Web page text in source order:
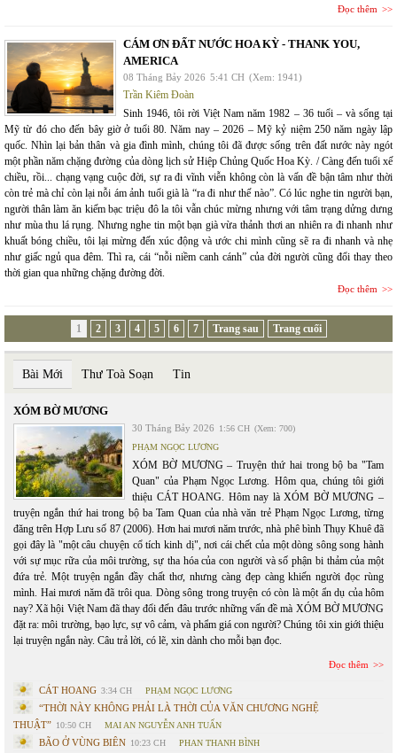
Đọc thêm
CÁM ƠN ĐẤT NƯỚC HOA KỲ - THANK YOU,
AMERICA
08 Tháng Bảy 2026 5:41 CH (Xem: 1941)
Trần Kiêm Đoàn
Sinh 1946, tôi rời Việt Nam năm 1982 – 36 tuổi – và sống tại
Mỹ từ đó cho đến bây giờ ở tuổi 80. Năm nay – 2026 – Mỹ kỷ niệm 250 năm ngày lập
quốc. Nhìn lại bản thân và gia đình mình, chúng tôi đã được sống trên đất nước này ngót
một phần năm chặng đường của dòng lịch sử Hiệp Chủng Quốc Hoa Kỳ. / Càng đến tuổi xế
chiều, rồi... chạng vạng cuộc đời, sự ra đi vĩnh viễn không còn là vấn đề bận tâm như thời
còn trẻ mà chỉ còn lại nỗi ám ảnh tuổi già là “ra đi như thế nào”. Có lúc nghe tin người bạn,
người thân làm ăn kiếm bạc triệu đô la tôi vẫn chúc mừng nhưng với tâm trạng dửng dưng
như mùa thu lá rụng. Nhưng nghe tin một bạn già vừa thảnh thơi an nhiên ra đi nhanh như
khuất bóng chiều, tôi lại mừng đến xúc động và ước chi mình cũng sẽ ra đi nhanh và nhẹ
như giấc ngủ qua đêm. Thì ra, cái “nỗi niềm canh cánh” của đời người cũng đổi thay theo
thời gian qua những chặng đường đời.
Đọc thêm
1 2 3 4 5 6 7 Trang sau Trang cuối
Bài Mới Thư Toà Soạn Tin
XÓM BỜ MƯƠNG
30 Tháng Bảy 2026 1:56 CH (Xem: 700)
PHẠM NGỌC LƯƠNG
XÓM BỜ MƯƠNG – Truyện thứ hai trong bộ ba "Tam
Quan" của Phạm Ngọc Lương. Hôm qua, chúng tôi giới
thiệu CÁT HOANG. Hôm nay là XÓM BỜ MƯƠNG –
truyện ngắn thứ hai trong bộ ba Tam Quan của nhà văn trẻ Phạm Ngọc Lương, từng
đăng trên Hợp Lưu số 87 (2006). Hơn hai mươi năm trước, nhà phê bình Thụy Khuê đã
gọi đây là "một câu chuyện cổ tích kinh dị", nơi cái chết của một dòng sông song hành
với sự mục rữa của môi trường, sự tha hóa của con người và số phận bi thảm của một
đứa trẻ. Một truyện ngắn đầy chất thơ, nhưng càng đẹp càng khiến người đọc rùng
mình. Hai mươi năm đã trôi qua. Dòng sông trong truyện có còn là một ẩn dụ của hôm
nay? Xã hội Việt Nam đã thay đổi đến đâu trước những vấn đề mà XÓM BỜ MƯƠNG
đặt ra: môi trường, bạo lực, sự vô cảm, và phẩm giá con người? Chúng tôi xin giới thiệu
lại truyện ngắn này. Câu trả lời, có lẽ, xin dành cho mỗi bạn đọc.
Đọc thêm
CÁT HOANG 3:34 CH PHẠM NGỌC LƯƠNG
“THỜI NÀY KHÔNG PHẢI LÀ THỜI CỦA VĂN CHƯƠNG NGHỆ
THUẬT” 10:50 CH MAI AN NGUYỄN ANH TUẤN
BÃO Ở VÙNG BIÊN 10:23 CH PHAN THANH BÌNH